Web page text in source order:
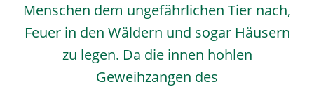
Menschen dem ungefährlichen Tier nach,
Feuer in den Wäldern und sogar Häusern
zu legen. Da die innen hohlen
Geweihzangen des